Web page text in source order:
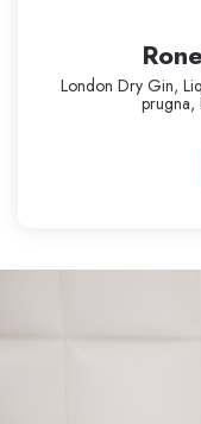
London Dry Gin,
prugna,